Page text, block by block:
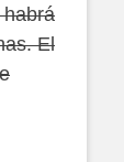
El